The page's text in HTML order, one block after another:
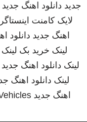
جدید دانلود اهنگ جدید
لایک کامنت
اهنگ جدید دانلود
لینک خرید بک لینک
لینک دانلود اهنگ جدید
لینک دانلود اهنگ
اهنگ جدید